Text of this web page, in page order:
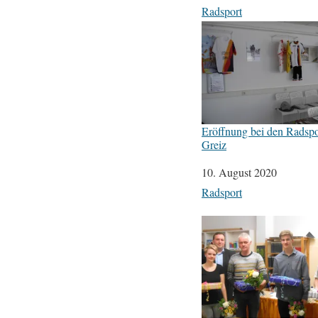
In Bezug auf
Radsport
Eröffnung bei den
Greiz
Datum
10. August 2020
In Bezug auf
Radsport